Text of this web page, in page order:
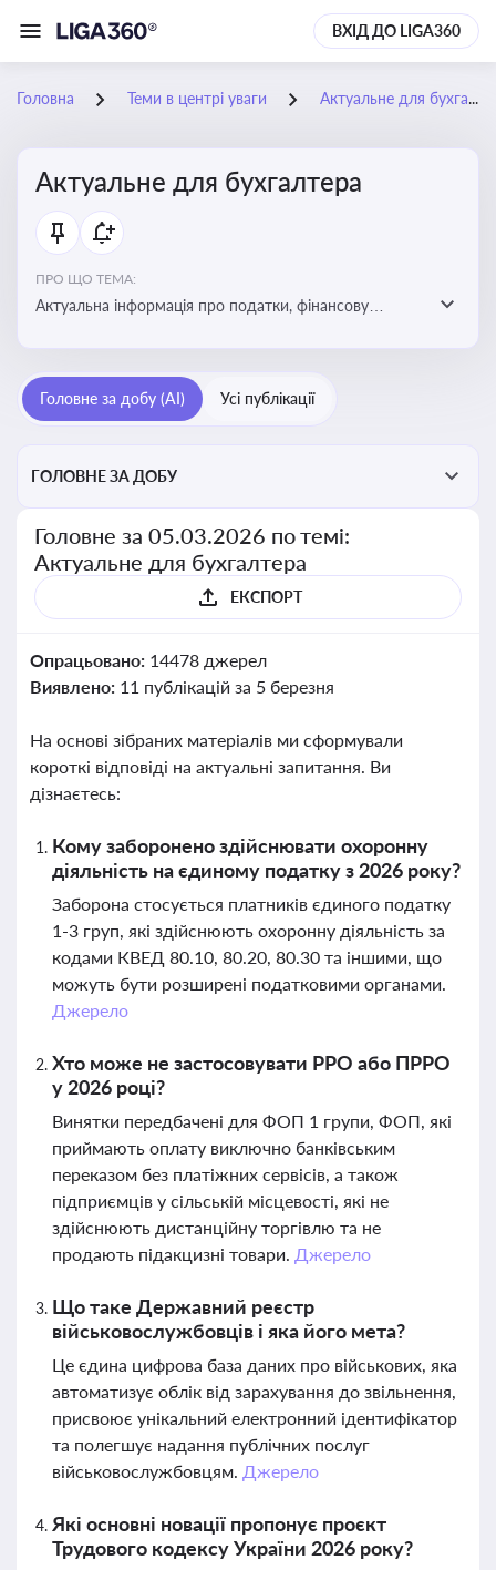
ВХІД ДО LIGA360
Головна Теми в центрі уваги Актуальне для бухгалтера
Актуальне для бухгалтера
ПРО ЩО ТЕМА:
Актуальна інформація про податки, фінансову
підприємств
Головне за добу (AI) Усі публікації
ГОЛОВНЕ ЗА ДОБУ
Головне за 05.03.2026 по темі:
Актуальне для бухгалтера
ЕКСПОРТ
Опрацьовано: 14478 джерел
Виявлено: 11 публікацій за 5 березня
На основі зібраних матеріалів ми сформували
короткі відповіді на актуальні запитання. Ви
дізнаєтесь:
Кому заборонено здійснювати охоронну
діяльність на єдиному податку з 2026 року?
Заборона стосується платників єдиного податку
1-3 груп, які здійснюють охоронну діяльність за
кодами КВЕД 80.10, 80.20, 80.30 та іншими, що
можуть бути розширені податковими органами.
Джерело
Хто може не застосовувати РРО або ПРРО
у 2026 році?
Винятки передбачені для ФОП 1 групи, ФОП, які
приймають оплату виключно банківським
переказом без платіжних сервісів, а також
підприємців у сільській місцевості, які не
здійснюють дистанційну торгівлю та не
продають підакцизні товари. Джерело
Що таке Державний реєстр
військовослужбовців і яка його мета?
Це єдина цифрова база даних про військових, яка
автоматизує облік від зарахування до звільнення,
присвоює унікальний електронний ідентифікатор
та полегшує надання публічних послуг
військовослужбовцям. Джерело
Які основні новації пропонує проєкт
Трудового кодексу України 2026 року?